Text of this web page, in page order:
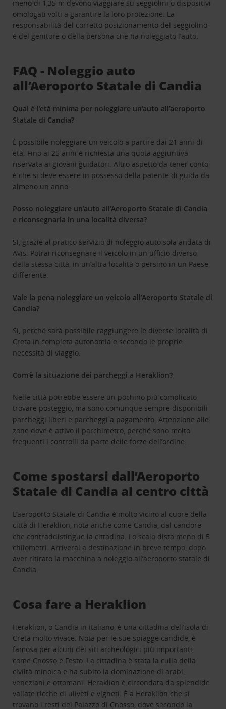
meno di 1,35 m devono viaggiare su seggiolini o dispositivi
omologati volti a garantire la loro protezione. La
responsabilità del corretto posizionamento del seggiolino
è del genitore o della persona che ha noleggiato l’auto.
FAQ - Noleggio auto
all’Aeroporto Statale di Candia
Qual è l’età minima per noleggiare un’auto all’aeroporto
Statale di Candia?
È possibile noleggiare un veicolo a partire dai 21 anni di
età. Fino ai 25 anni è richiesta una quota aggiuntiva
riservata ai giovani guidatori. Altro aspetto da tener conto
è che si deve essere in possesso della patente di guida da
almeno un anno.
Posso noleggiare un’auto all’Aeroporto Statale di Candia
e riconsegnarla in una località diversa?
Sì, grazie al pratico servizio di noleggio auto sola andata di
Avis. Potrai riconsegnare il veicolo in un ufficio diverso
della stessa città, in un’altra località o persino in un Paese
differente.
Vale la pena noleggiare un veicolo all’Aeroporto Statale di
Candia?
Sì, perché sarà possibile raggiungere le diverse località di
Creta in completa autonomia e secondo le proprie
necessità di viaggio.
Com’è la situazione dei parcheggi a Heraklion?
Nelle città potrebbe essere un pochino più complicato
trovare posteggio, ma sono comunque sempre disponibili
parcheggi liberi e parcheggi a pagamento. Attenzione alle
zone dove è attivo il parchimetro, perché sono molto
frequenti i controlli da parte delle forze dell’ordine.
Come spostarsi dall’Aeroporto
Statale di Candia al centro città
L’aeroporto Statale di Candia è molto vicino al cuore della
città di Heraklion, nota anche come Candia, dal candore
che contraddistingue la cittadina. Lo scalo dista meno di 5
chilometri. Arriverai a destinazione in breve tempo, dopo
aver ritirato la macchina a noleggio all’aeroporto statale di
Candia.
Cosa fare a Heraklion
Heraklion, o Candia in italiano, è una cittadina dell’isola di
Creta molto vivace. Nota per le sue spiagge candide, è
famosa per alcuni dei siti archeologici più importanti,
come Cnosso e Festo. La cittadina è stata la culla della
civiltà minoica e ha subito la dominazione di arabi,
veneziani e ottomani. Heraklion è circondata da splendide
vallate ricche di uliveti e vigneti. È a Heraklion che si
trovano i resti del Palazzo di Cnosso, dove secondo la